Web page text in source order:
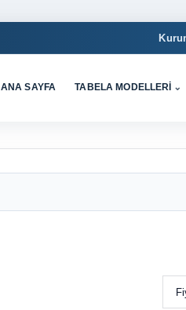
ANA SAYFA TABELA MODELLERI ⌄